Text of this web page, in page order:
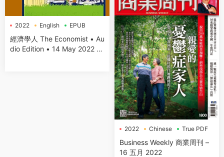
2022 English EPUB
經濟學人 The Economist • Au
dio Edition • 14 May 2022 高
2022 Chinese True PDF
Business Weekly 商業周刊 –
16 五月 2022